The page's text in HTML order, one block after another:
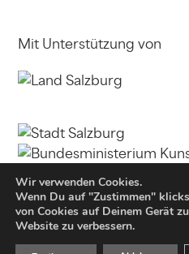
Mit Unterstützung von
© Copyright Jung und
Wir verwenden Cookies.
Wenn Du auf "Zustimmen"
von Cookies auf Deinem Gerät
Website zu verbessern.